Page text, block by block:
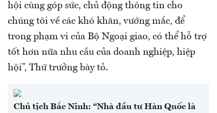
hội cùng góp sức, chủ động thông tin cho
chúng tôi về các khó khăn, vướng mắc, để
trong phạm vi của Bộ Ngoại giao, có thể hỗ trợ
tốt hơn nữa nhu cầu của doanh nghiệp, hiệp
hội”, Thứ trưởng bày tỏ.
Chủ tịch Bắc Ninh: “Nhà đầu tư Hàn Quốc là